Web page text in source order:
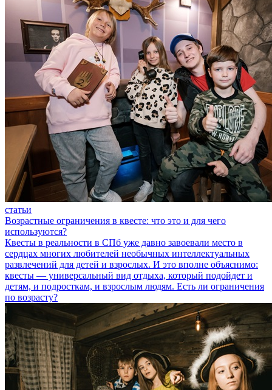
статьи
Возрастные ограничения в квесте: что это и для чего
используются?
Квесты в реальности в СПб уже давно завоевали место в
сердцах многих любителей необычных интеллектуальных
развлечений для детей и взрослых. И это вполне объяснимо:
квесты — универсальный вид отдыха, который подойдет и
детям, и подросткам, и взрослым людям. Есть ли ограничения
по возрасту?